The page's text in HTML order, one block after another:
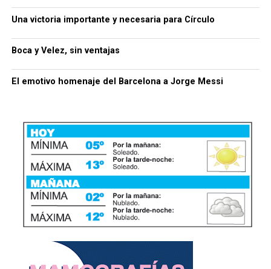
Una victoria importante y necesaria para Círculo
Boca y Velez, sin ventajas
El emotivo homenaje del Barcelona a Jorge Messi